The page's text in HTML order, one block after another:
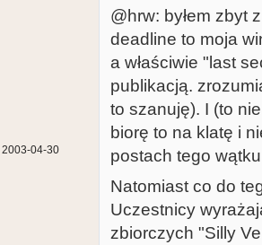
2003-04-30
@hrw: byłem zbyt
deadline to moja
a właściwie "last
publikacją.
to szanuję). I (to
biorę to na klatę i
postach tego
Natomiast co do
Uczestnicy
zbiorczych "Silly